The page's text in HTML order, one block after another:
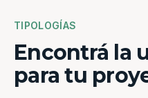
TIPOLOGÍAS
Encontrá la
para tu